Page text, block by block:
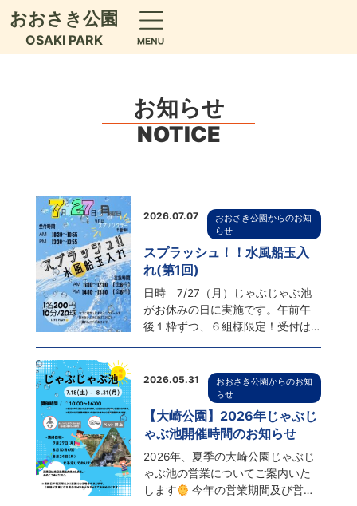
おおさき公園
OSAKI PARK
お知らせ
NOTICE
2026.07.07
おおさき公園からのお知
らせ
スプラッシュ！！水風船玉入
れ(第1回)
日時 7/27（月）じゃぶじゃぶ池
がお休みの日に実施です。午前午
後１枠ずつ、６組様限定！受付は
ってきてくださいね。
2026.05.31
おおさき公園からのお知
らせ
【大崎公園】2026年じゃぶじ
ゃぶ池開催時間のお知らせ
2026年、夏季の大崎公園じゃぶじ
ゃぶ池の営業についてご案内いた
します
今年の営業期間及び営業